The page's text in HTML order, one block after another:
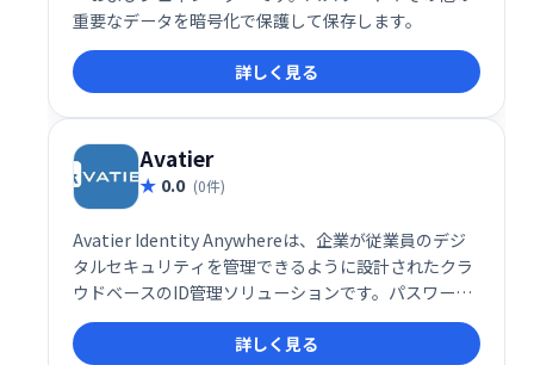
重要なデータを暗号化で保護して保存します。
詳しく見る
Avatier
0.0 (0件)
Avatier Identity Anywhereは、企業が従業員のデジ
タルセキュリティを管理できるように設計されたクラ
ウドベースのID管理ソリューションです。パスワード
管理、シングルサインオン、ライフサイクル管理、グ
ループ自動化などの機能が含まれています。
詳しく見る